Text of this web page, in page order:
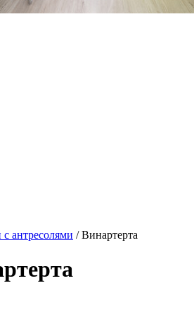
антресолями / Винартерта